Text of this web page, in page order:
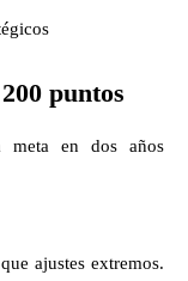
puntos
meta en dos años
ajustes extremos.